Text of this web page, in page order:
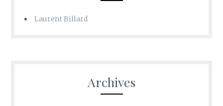
Laurent Billard
Archives